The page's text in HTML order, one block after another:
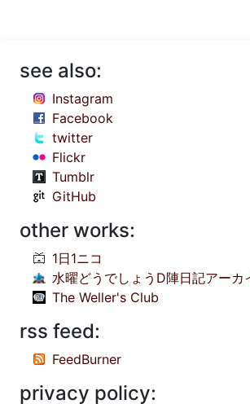
see also:
Instagram
Facebook
twitter
Flickr
Tumblr
GitHub
other works:
1日1ニコ
水曜どうでしょうD陣日記アーカ
The Weller's Club
rss feed:
FeedBurner
privacy policy: